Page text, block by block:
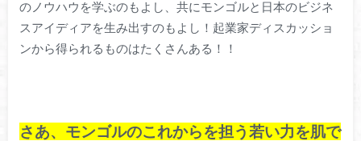
のノウハウを学ぶのもよし、共にモンゴルと日本のビジネ
スアイディアを生み出すのもよし！起業家ディスカッショ
ンから得られるものはたくさんある！！
さあ、モンゴルのこれからを担う若い力を肌で